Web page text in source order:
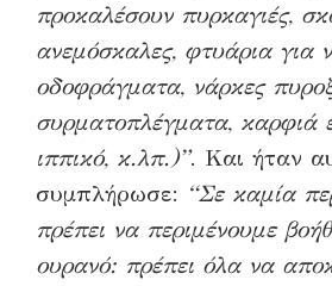
προκαλέσουν πυρκαγιές,
ανεμόσκαλες, φτυάρια για
οδοφράγματα, νάρκες
συρματοπλέγματα, καρφιά
ιππικό, κ.λπ.)”. Και ήταν
συμπλήρωσε: “Σε καμία
πρέπει να περιμένουμε
ουρανό: πρέπει όλα να